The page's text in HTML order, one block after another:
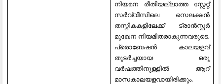
നിയമന രീതിയല്ലാത്ത സ്റ്റേറ്റ്
സർവ്വീസിലെ സെലക്ഷൻ
തസ്തികകളിലേക്ക് ട്രാൻസ്ഫർ
മുഖേന നിയമിതരാകുന്നവരുടെ,
പ്രൊബേഷൻ കാലയളവ്
തുടർച്ചയായ ഒരു
വർഷത്തിനുള്ളിൽ ആറ്
മാസകാലയളവായിരിക്കും.